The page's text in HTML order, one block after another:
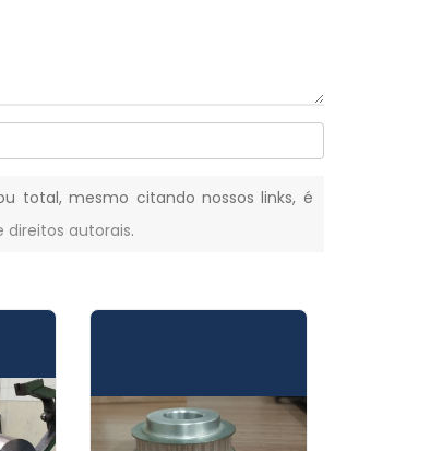
total, mesmo citando nossos links, é
direitos autorais.